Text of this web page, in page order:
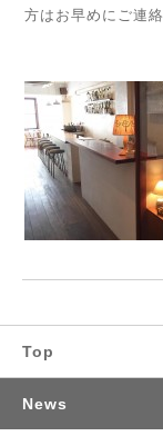
方はお早めにご連
Top
News